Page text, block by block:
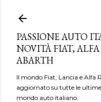
PASSIONE AUTO
NOVITÀ FIAT,
ABARTH
Il mondo Fiat, Lancia e Alfa
aggiornato su tutte le
mondo auto italiano.